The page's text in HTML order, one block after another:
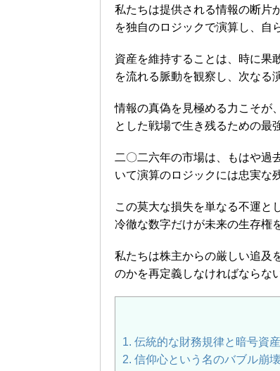
私たちは提供される情報の断片
を独自のロジックで演算し、自
資産を維持することは、時に果
を流れる脈動を観察し、次なる
情報の真偽を見極める力こそが
とした戦場で生き残るための最
二〇二六年の市場は、もはや過
いて演算のロジックには忠実な
この莫大な損失を単なる不運と
冷徹な数字だけが未来の生存権
私たちは株主からの厳しい追及
のかを再定義しなければならな
1. 伝統的な財務規律と暗号資
2. 信仰心という名のバブル崩